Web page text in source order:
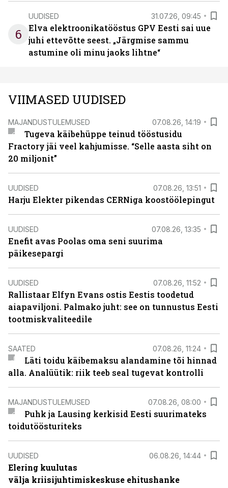
6
UUDISED 31.07.26, 09:45
Elva elektroonikatööstus GPV Eesti sai uue
juhi ettevõtte seest. „Järgmise sammu
astumine oli minu jaoks lihtne“
VIIMASED UUDISED
MAJANDUSTULEMUSED 07.08.26, 14:19
Tugeva käibehüppe teinud tööstusidu
Fractory jäi veel kahjumisse. “Selle aasta siht on
20 miljonit”
UUDISED 07.08.26, 13:51
Harju Elekter pikendas CERNiga koostöölepingut
UUDISED 07.08.26, 13:35
Enefit avas Poolas oma seni suurima
päikesepargi
UUDISED 07.08.26, 11:52
Rallistaar Elfyn Evans ostis Eestis toodetud
aiapaviljoni. Palmako juht: see on tunnustus Eesti
tootmiskvaliteedile
SAATED 07.08.26, 11:24
Läti toidu käibemaksu alandamine tõi hinnad
alla. Analüütik: riik teeb seal tugevat kontrolli
MAJANDUSTULEMUSED 07.08.26, 08:00
Puhk ja Lausing kerkisid Eesti suurimateks
toidutöösturiteks
UUDISED 06.08.26, 14:44
Elering kuulutas
välja kriisijuhtimiskeskuse ehitushanke